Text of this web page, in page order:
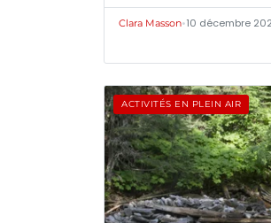
Clara Masson•10 décembre
ACTIVITÉS EN PLEIN AIR